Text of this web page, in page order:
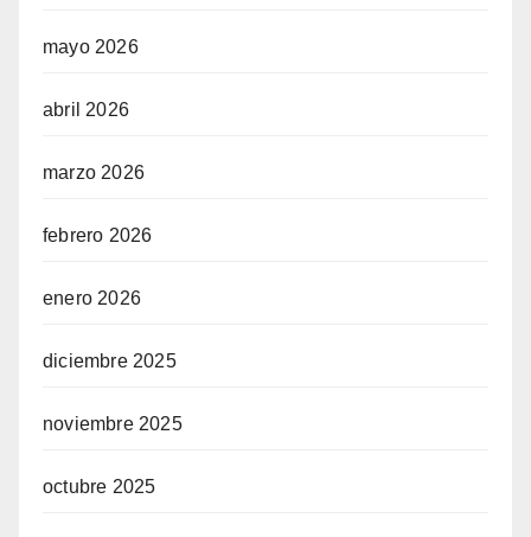
mayo 2026
abril 2026
marzo 2026
febrero 2026
enero 2026
diciembre 2025
noviembre 2025
octubre 2025